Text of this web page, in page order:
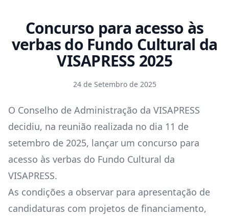
Concurso para acesso às
verbas do Fundo Cultural da
VISAPRESS 2025
24 de Setembro de 2025
O Conselho de Administração da VISAPRESS
decidiu, na reunião realizada no dia 11 de
setembro de 2025, lançar um concurso para
acesso às verbas do Fundo Cultural da
VISAPRESS.
As condições a observar para apresentação de
candidaturas com projetos de financiamento,